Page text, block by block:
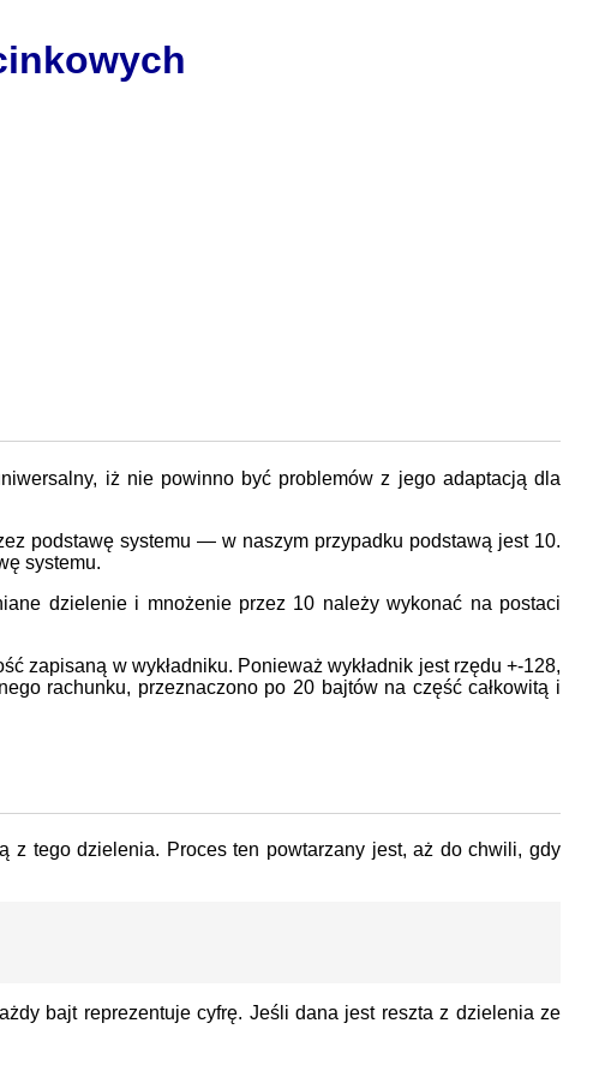
iż nie powinno być problemów z jego adaptacją dla
podstawę systemu — w naszym przypadku podstawą jest 10.
systemu.
dzielenie i mnożenie przez 10 należy wykonać na postaci
zapisaną w wykładniku. Ponieważ wykładnik jest rzędu +-128,
rachunku, przeznaczono po 20 bajtów na część całkowitą i
z tego dzielenia. Proces ten powtarzany jest, aż do chwili, gdy
bajt reprezentuje cyfrę. Jeśli dana jest reszta z dzielenia ze